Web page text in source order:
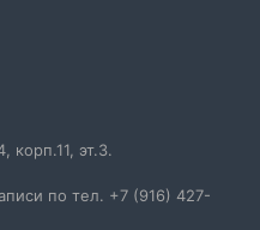
корп.11, эт.3.
по тел. +7 (916) 427-